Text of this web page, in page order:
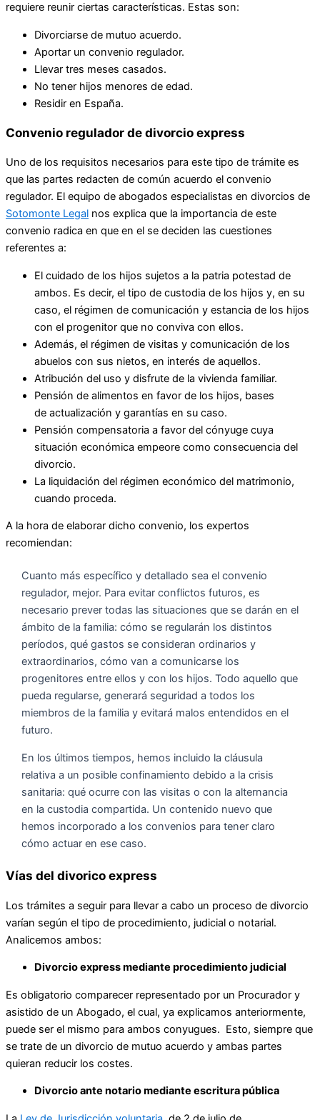
requiere reunir ciertas características. Estas son:
Divorciarse de mutuo acuerdo.
Aportar un convenio regulador.
Llevar tres meses casados.
No tener hijos menores de edad.
Residir en España.
Convenio regulador de divorcio express
Uno de los requisitos necesarios para este tipo de trámite es
que las partes redacten de común acuerdo el convenio
regulador. El equipo de abogados especialistas en divorcios de
Sotomonte Legal nos explica que la importancia de este
convenio radica en que en el se deciden las cuestiones
referentes a:
El cuidado de los hijos sujetos a la patria potestad de
ambos. Es decir, el tipo de custodia de los hijos y, en su
caso, el régimen de comunicación y estancia de los hijos
con el progenitor que no conviva con ellos.
Además, el régimen de visitas y comunicación de los
abuelos con sus nietos, en interés de aquellos.
Atribución del uso y disfrute de la vivienda familiar.
Pensión de alimentos en favor de los hijos, bases
de actualización y garantías en su caso.
Pensión compensatoria a favor del cónyuge cuya
situación económica empeore como consecuencia del
divorcio.
La liquidación del régimen económico del matrimonio,
cuando proceda.
A la hora de elaborar dicho convenio, los expertos
recomiendan:
Cuanto más específico y detallado sea el convenio
regulador, mejor. Para evitar conflictos futuros, es
necesario prever todas las situaciones que se darán en el
ámbito de la familia: cómo se regularán los distintos
períodos, qué gastos se consideran ordinarios y
extraordinarios, cómo van a comunicarse los
progenitores entre ellos y con los hijos. Todo aquello que
pueda regularse, generará seguridad a todos los
miembros de la familia y evitará malos entendidos en el
futuro.
En los últimos tiempos, hemos incluido la cláusula
relativa a un posible confinamiento debido a la crisis
sanitaria: qué ocurre con las visitas o con la alternancia
en la custodia compartida. Un contenido nuevo que
hemos incorporado a los convenios para tener claro
cómo actuar en ese caso.
Vías del divorico express
Los trámites a seguir para llevar a cabo un proceso de divorcio
varían según el tipo de procedimiento, judicial o notarial.
Analicemos ambos:
Divorcio express mediante procedimiento judicial
Es obligatorio comparecer representado por un Procurador y
asistido de un Abogado, el cual, ya explicamos anteriormente,
puede ser el mismo para ambos conyugues. Esto, siempre que
se trate de un divorcio de mutuo acuerdo y ambas partes
quieran reducir los costes.
Divorcio ante notario mediante escritura pública